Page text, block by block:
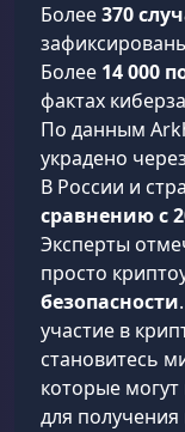
Более370
Более 14 000
фактах
По данным
украдено
В России и
сравнению с
Эксперты
просто
безопасности
участие в
становитесь
которые
для